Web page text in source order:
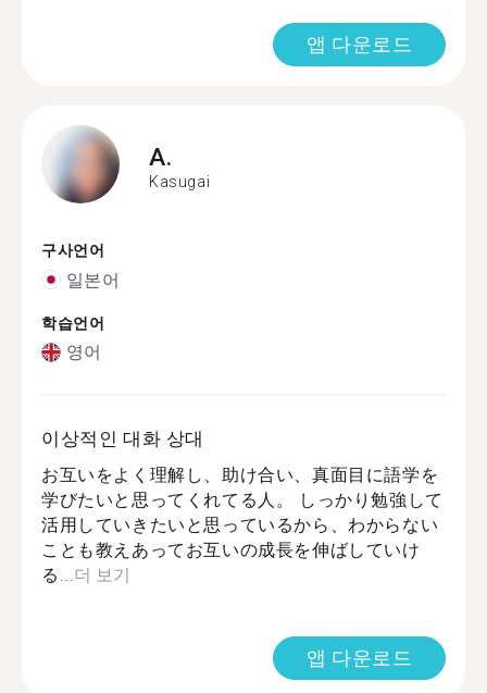
앱 다운로드
A.
Kasugai
구사언어
일본어
학습언어
영어
이상적인 대화 상대
お互いをよく理解し、助け合い、真面目に語学を
学びたいと思ってくれてる人。 しっかり勉強して
活用していきたいと思っているから、わからない
ことも教えあってお互いの成長を伸ばしていけ
る...더 보기
앱 다운로드